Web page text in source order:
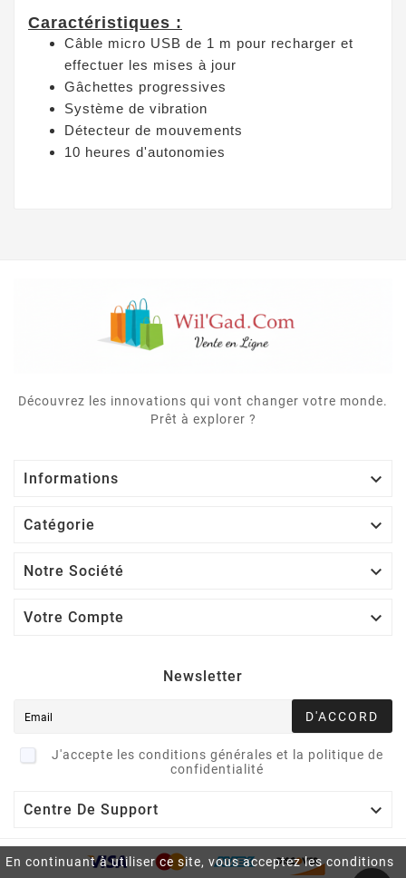
En continuant à utiliser ce site, vous acceptez les conditions
Caractéristiques :
Câble micro USB de 1 m pour recharger et
effectuer les mises à jour
Gâchettes progressives
Système de vibration
Détecteur de mouvements
10 heures d'autonomies
Découvrez les innovations qui vont changer votre monde.
Prêt à explorer ?
Informations 
Catégorie 
Notre Société 
Votre Compte 
Newsletter
D'ACCORD
J'accepte les conditions générales et la politique de
confidentialité
Centre De Support 